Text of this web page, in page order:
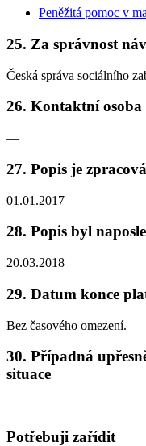
Peněžitá pomoc v
25. Za správnost
Česká správa sociálního
26. Kontaktní osoba
—
27. Popis je
01.01.2017
28. Popis byl
20.03.2018
29. Datum konce
Bez časového omezení.
30. Případná
situace
Potřebuji zařídit